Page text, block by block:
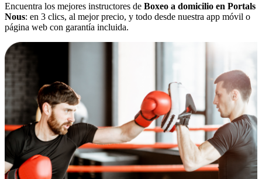
Encuentra los mejores instructores de Boxeo a domicilio en Portals
Nous: en 3 clics, al mejor precio, y todo desde nuestra app móvil o
página web con garantía incluida.